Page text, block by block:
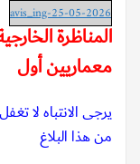
avis_ing-25-05-2026
المناظرة
معماريين أول
يرجى الانتباه لا
من هذا البلاغ